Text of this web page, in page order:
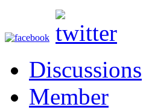
Discussions
Member